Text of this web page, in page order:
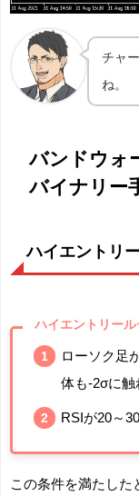
チャ
ね。
バンドウォ
バイナリー
ハイエントリ
ハイエントリール
ローソク足
体も-2σに触
RSIが20～
この条件を満たした